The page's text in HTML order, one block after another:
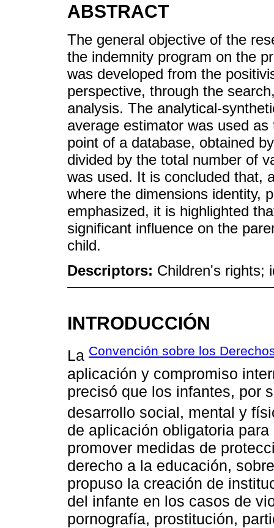
ABSTRACT
The general objective of the
the indemnity program on the
was developed from the
perspective, through the
analysis. The analytical-
average estimator was used
point of a database, obtained
divided by the total number of
was used. It is concluded that,
where the dimensions identity,
emphasized, it is highlighted
significant influence on the
child.
Descriptors: Children's rights;
INTRODUCCIÓN
La Convención sobre los
aplicación y compromiso
precisó que los infantes, por
desarrollo social, mental y
de aplicación obligatoria
promover medidas de
derecho a la educación,
propuso la creación de
del infante en los casos de
pornografía, prostitución,